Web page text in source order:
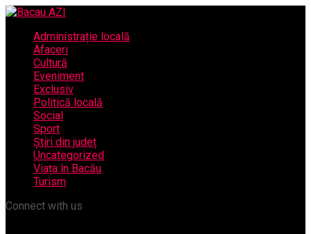
Administrație locală
Afaceri
Cultură
Eveniment
Exclusiv
Politică locală
Social
Sport
Știri din județ
Uncategorized
Viața în Bacău
Turism
Connect with us